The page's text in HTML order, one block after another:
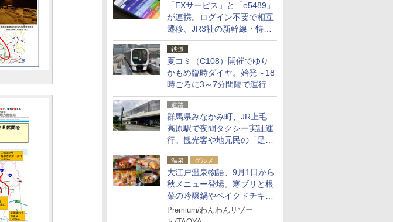
「EXサービス」と「e5489」
が連携。ログイン不要で相互
遷移、JR3社の新幹線・特急
予約をアプリで一括確認
鉄道
夏コミ（C108）開催でゆり
かもめ臨時ダイヤ。始発～18
時ごろに3～7分間隔で運行
道路
群馬県みなかみ町、JR上毛
高原駅で夜間タクシー実証運
行。観光客や地元民の「足が
ない」課題解消へ、木金土に
2台体制
温泉 グルメ
大江戸温泉物語、9月1日から
秋メニュー登場。寒ブリと根
菜の吟醸鍋やベイクドチキ
ン、ショコラ＆栗スイーツも
食べ放題に
Premium/わんわんリゾー